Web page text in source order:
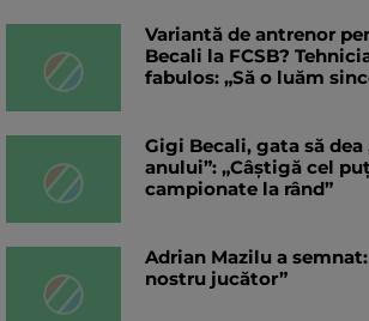
Variantă de antrenor
Becali la FCSB?
fabulos: „Să o luăm
Gigi Becali, gata să dea
anului”: „Câștigă cel
campionate la rând”
Adrian Mazilu a
nostru jucător”